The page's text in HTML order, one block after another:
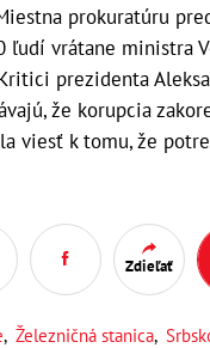
prokuratúru
ľudí vrátane ministra
prezidenta
že korupcia
viesť k tomu, že
Zdieľať
, Železničná stanica,